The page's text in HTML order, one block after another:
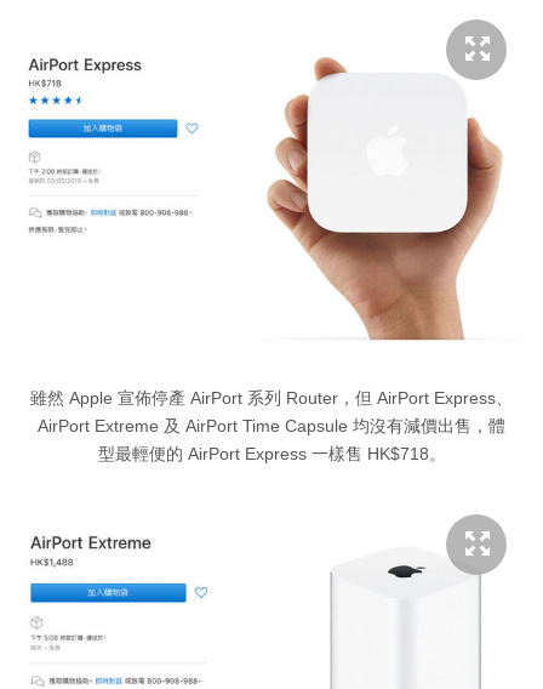
雖然 Apple 宣佈停產 AirPort 系列 Router，但 AirPort Express、
AirPort Extreme 及 AirPort Time Capsule 均沒有減價出售，體
型最輕便的 AirPort Express 一樣售 HK$718。